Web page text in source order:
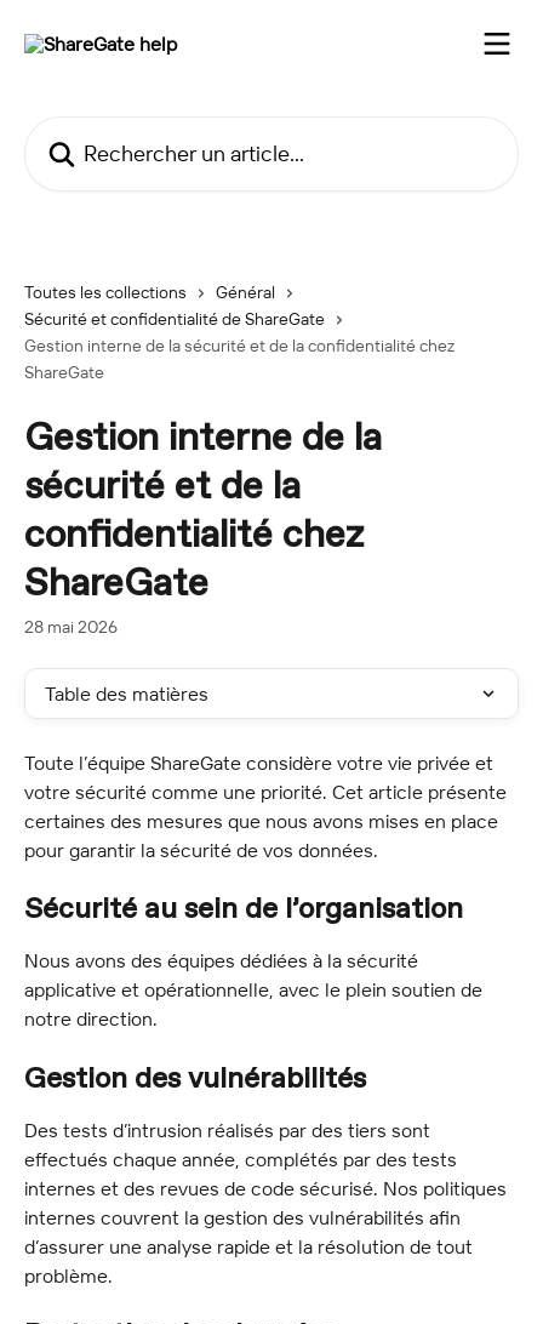
Toutes les collections
Général
Sécurité et confidentialité de ShareGate
Gestion interne de la sécurité et de la confidentialité chez
ShareGate
Gestion interne de la
sécurité et de la
confidentialité chez
ShareGate
28 mai 2026
Table des matières
Toute l’équipe ShareGate considère votre vie privée et
votre sécurité comme une priorité. Cet article présente
certaines des mesures que nous avons mises en place
pour garantir la sécurité de vos données.
Sécurité au sein de l’organisation
Nous avons des équipes dédiées à la sécurité
applicative et opérationnelle, avec le plein soutien de
notre direction.
Gestion des vulnérabilités
Des tests d’intrusion réalisés par des tiers sont
effectués chaque année, complétés par des tests
internes et des revues de code sécurisé. Nos politiques
internes couvrent la gestion des vulnérabilités afin
d’assurer une analyse rapide et la résolution de tout
problème.